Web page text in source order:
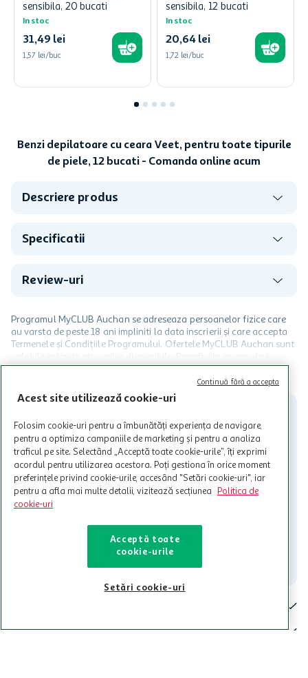
sensibila, 20 bucati
In stoc
31,49 lei
1,57 lei/buc
sensibila, 12 bucati
In stoc
20,64 lei
1,72 lei/buc
Benzi depilatoare cu ceara Veet, pentru toate tipurile
de piele, 12 bucati - Comanda online acum
Descriere produs
Specificatii
Review-uri
Programul MyCLUB Auchan se adreseaza persoanelor fizice care
au varsta de peste 18 ani impliniti la data inscrierii și care accepta
Termenele și Condițiile Programului. Ofertele MyCLUB Auchan sunt
limita a 12 unitati / card client o singura data in perioada promotiei.
Cardul poate fi utilizat doar in legatura cu magazinele Auchan
participante și pentru acțiuni promotionale indicate de Auchan si
nu raspunde pentru imposibilitatea utilizarii Cardului in perioada in
care aceste este suspendat sau in perioada in care sunt efectuate
intretineri sau reparatii tehnice la sistemul de utilizarea al Cardului.
Contacteaza-ne!
021-9141 contact@auchan.ro
Contact
Cine suntem
Acest site utilizează cookie-uri
Folosim cookie-uri pentru a îmbunătăți experiența de navigare,
pentru a optimiza campaniile de marketing și pentru a analiza
traficul pe site. Selectând „Acceptă toate cookie-urile”, îți exprimi
acordul pentru utilizarea acestora. Poți gestiona în orice moment
preferințele privind cookie-urile, accesând "Setări cookie-uri", iar
pentru a afla mai multe detalii, vizitează secțiunea
Politica de
cookie-uri
Acceptă toate
cookie-urile
Setări cookie-uri
Continuă fără a accepta